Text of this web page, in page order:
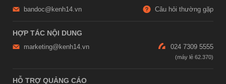
bandoc@kenh14.vn Câu hỏi thường gặp
HỢP TÁC NỘI DUNG
marketing@kenh14.vn 024 7309 5555
HỖ TRỢ QUẢNG CÁO